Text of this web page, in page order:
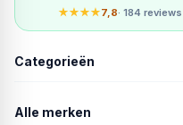
★★★★7,8· 184 reviews
Categorieën
Alle merken